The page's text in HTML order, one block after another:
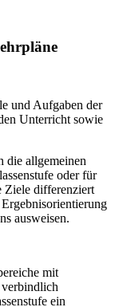
und Aufgaben der
Unterricht sowie
die allgemeinen
oder für
Ziele differenziert
ausweisen.
mit
ein